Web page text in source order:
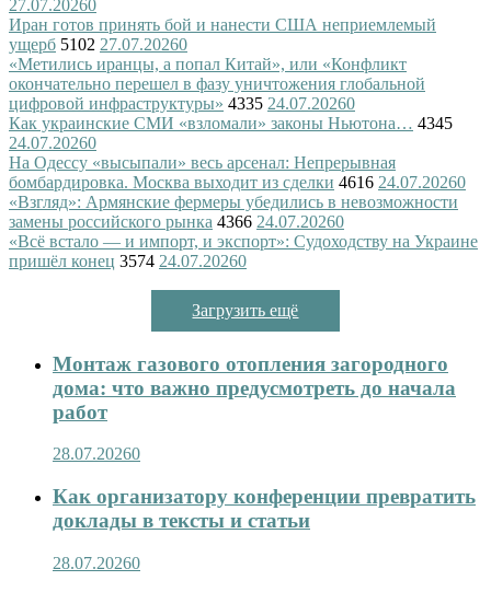
27.07.20260
Иран готов принять бой и нанести США неприемлемый
ущерб 5102 27.07.20260
«Метились иранцы, а попал Китай», или «Конфликт
окончательно перешел в фазу уничтожения глобальной
цифровой инфраструктуры» 4335 24.07.20260
Как украинские СМИ «взломали» законы Ньютона… 4345
24.07.20260
На Одессу «высыпали» весь арсенал: Непрерывная
бомбардировка. Москва выходит из сделки 4616 24.07.20260
«Взгляд»: Армянские фермеры убедились в невозможности
замены российского рынка 4366 24.07.20260
«Всё встало — и импорт, и экспорт»: Судоходству на Украине
пришёл конец 3574 24.07.20260
Загрузить ещё
Монтаж газового отопления загородного
дома: что важно предусмотреть до начала
работ
28.07.20260
Как организатору конференции превратить
доклады в тексты и статьи
28.07.20260